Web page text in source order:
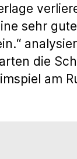
sehr
die
am